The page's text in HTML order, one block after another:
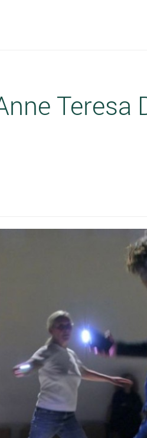
Teresa